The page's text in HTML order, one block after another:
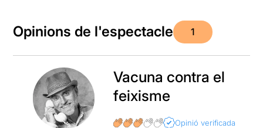
Opinions de l'espectacle 1
Vacuna contra el
feixisme
Opinió verificada